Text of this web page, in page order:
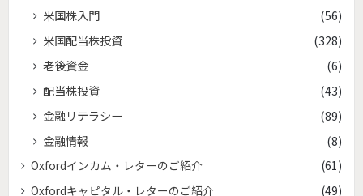
米国株入門
(56)
米国配当株投資
(328)
老後資金
(6)
配当株投資
(43)
金融リテラシー
(89)
金融情報
(8)
Oxfordインカム・レターのご紹介
(61)
Oxfordキャピタル・レターのご紹介
(49)